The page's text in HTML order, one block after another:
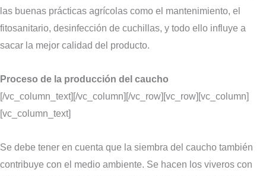
las buenas prácticas agrícolas como el mantenimiento, el
fitosanitario, desinfección de cuchillas, y todo ello influye a
sacar la mejor calidad del producto.
Proceso de la producción del caucho
[/vc_column_text][/vc_column][/vc_row][vc_row][vc_column]
[vc_column_text]
Se debe tener en cuenta que la siembra del caucho también
contribuye con el medio ambiente. Se hacen los viveros con